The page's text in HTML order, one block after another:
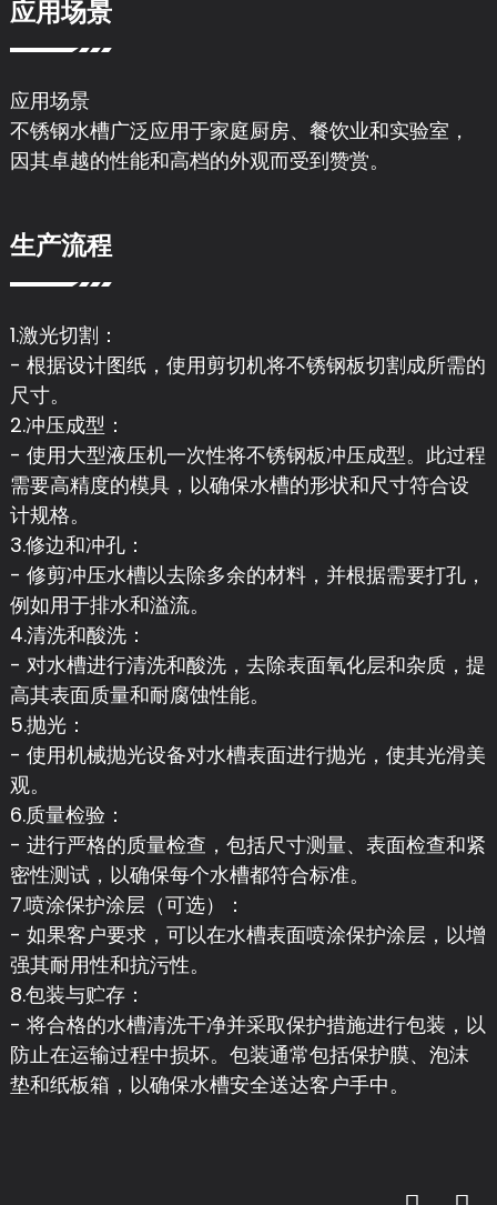
应用场景
应用场景
不锈钢水槽广泛应用于家庭厨房、餐饮业和实验室，
因其卓越的性能和高档的外观而受到赞赏。
生产流程
1.激光切割：
- 根据设计图纸，使用剪切机将不锈钢板切割成所需的
尺寸。
2.冲压成型：
- 使用大型液压机一次性将不锈钢板冲压成型。此过程
需要高精度的模具，以确保水槽的形状和尺寸符合设
计规格。
3.修边和冲孔：
- 修剪冲压水槽以去除多余的材料，并根据需要打孔，
例如用于排水和溢流。
4.清洗和酸洗：
- 对水槽进行清洗和酸洗，去除表面氧化层和杂质，提
高其表面质量和耐腐蚀性能。
5.抛光：
- 使用机械抛光设备对水槽表面进行抛光，使其光滑美
观。
6.质量检验：
- 进行严格的质量检查，包括尺寸测量、表面检查和紧
密性测试，以确保每个水槽都符合标准。
7.喷涂保护涂层（可选）：
- 如果客户要求，可以在水槽表面喷涂保护涂层，以增
强其耐用性和抗污性。
8.包装与贮存：
- 将合格的水槽清洗干净并采取保护措施进行包装，以
防止在运输过程中损坏。包装通常包括保护膜、泡沫
垫和纸板箱，以确保水槽安全送达客户手中。